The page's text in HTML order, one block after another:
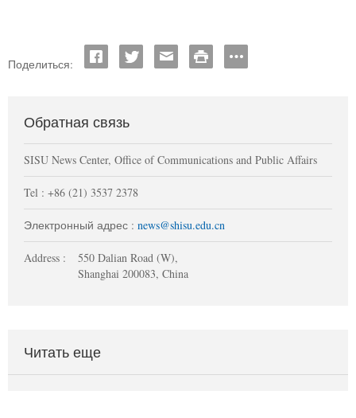
Поделиться:
Обратная связь
SISU News Center, Office of Communications and Public Affairs
Tel : +86 (21) 3537 2378
Электронный адрес : news@shisu.edu.cn
Address :
550 Dalian Road (W),
Shanghai 200083, China
Читать еще